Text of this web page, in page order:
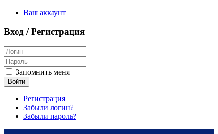
Ваш аккаунт
Вход / Регистрация
Запомнить меня
Войти
Регистрация
Забыли логин?
Забыли пароль?